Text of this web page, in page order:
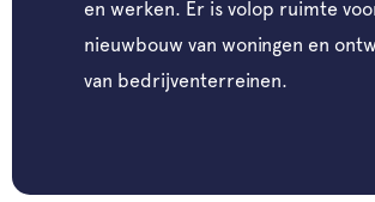
en werken. Er is volop ruimte
nieuwbouw van woningen en
van bedrijventerreinen.